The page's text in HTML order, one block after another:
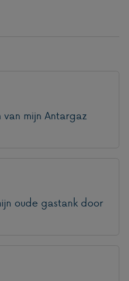
mijn Antargaz
oude gastank door